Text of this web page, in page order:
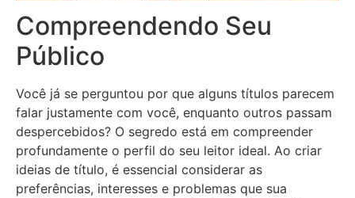
Compreendendo Seu
Público
Você já se perguntou por que alguns títulos parecem
falar justamente com você, enquanto outros passam
despercebidos? O segredo está em compreender
profundamente o perfil do seu leitor ideal. Ao criar
ideias de título, é essencial considerar as
preferências, interesses e problemas que sua